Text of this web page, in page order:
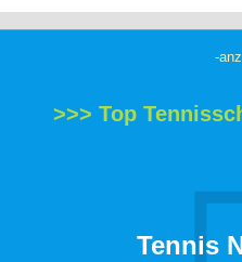
-
>>> Top
Tennis